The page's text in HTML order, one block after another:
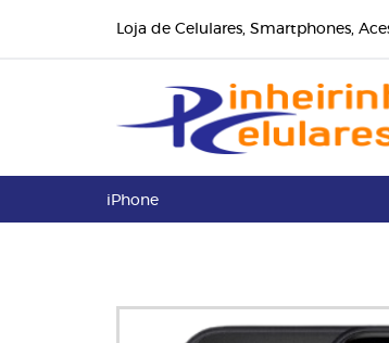
Loja de Celulares, Smartphones,
iPhone